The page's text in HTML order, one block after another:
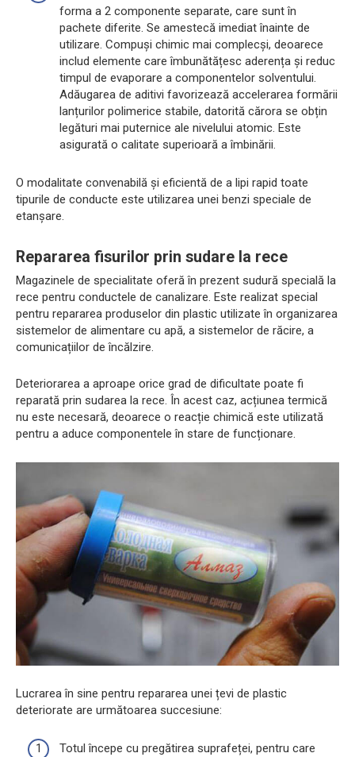
forma a 2 componente separate, care sunt în
pachete diferite. Se amestecă imediat înainte de
utilizare. Compuși chimic mai complecși, deoarece
includ elemente care îmbunătățesc aderența și reduc
timpul de evaporare a componentelor solventului.
Adăugarea de aditivi favorizează accelerarea formării
lanțurilor polimerice stabile, datorită cărora se obțin
legături mai puternice ale nivelului atomic. Este
asigurată o calitate superioară a îmbinării.
O modalitate convenabilă și eficientă de a lipi rapid toate
tipurile de conducte este utilizarea unei benzi speciale de
etanșare.
Repararea fisurilor prin sudare la rece
Magazinele de specialitate oferă în prezent sudură specială la
rece pentru conductele de canalizare. Este realizat special
pentru repararea produselor din plastic utilizate în organizarea
sistemelor de alimentare cu apă, a sistemelor de răcire, a
comunicațiilor de încălzire.
Deteriorarea a aproape orice grad de dificultate poate fi
reparată prin sudarea la rece. În acest caz, acțiunea termică
nu este necesară, deoarece o reacție chimică este utilizată
pentru a aduce componentele în stare de funcționare.
Lucrarea în sine pentru repararea unei țevi de plastic
deteriorate are următoarea succesiune:
Totul începe cu pregătirea suprafeței, pentru care